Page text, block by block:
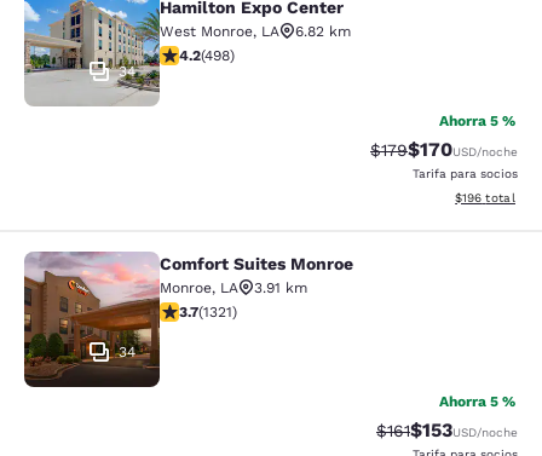
34
Hamilton Expo Center
West Monroe, LA
6.82 km
Calificación de 4.15 estrellas. Muy bueno. 498 reseñas
4.2(498)
Ahorra 5 %
Tarifa tachada:
$179Tarifa reducida:
$170USD/noche
Tarifa para socios
Ver detalles
$196 total
Comfort Suites Monroe
34
Comfort Suites Monroe
Monroe, LA
3.91 km
Calificación de 3.69 estrellas. Bueno. 1321 reseñas
3.7(1321)
Ahorra 5 %
Tarifa tachada:
$161Tarifa reducida:
$153USD/noche